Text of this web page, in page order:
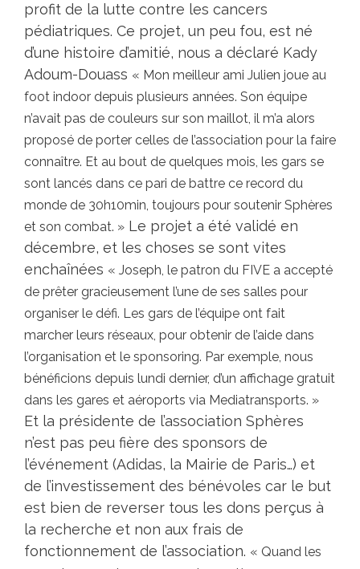
profit de la lutte contre les cancers
pédiatriques. Ce projet, un peu fou, est né
d’une histoire d’amitié, nous a déclaré Kady
Adoum-Douass « Mon meilleur ami Julien joue au
foot indoor depuis plusieurs années. Son équipe
n’avait pas de couleurs sur son maillot, il m’a alors
proposé de porter celles de l’association pour la faire
connaître. Et au bout de quelques mois, les gars se
sont lancés dans ce pari de battre ce record du
monde de 30h10min, toujours pour soutenir Sphères
et son combat. » Le projet a été validé en
décembre, et les choses se sont vites
enchaînées « Joseph, le patron du FIVE a accepté
de prêter gracieusement l’une de ses salles pour
organiser le défi. Les gars de l’équipe ont fait
marcher leurs réseaux, pour obtenir de l’aide dans
l’organisation et le sponsoring. Par exemple, nous
bénéficions depuis lundi dernier, d’un affichage gratuit
dans les gares et aéroports via Mediatransports. »
Et la présidente de l’association Sphères
n’est pas peu fière des sponsors de
l’événement (Adidas, la Mairie de Paris…) et
de l’investissement des bénévoles car le but
est bien de reverser tous les dons perçus à
la recherche et non aux frais de
fonctionnement de l’association. « Quand les